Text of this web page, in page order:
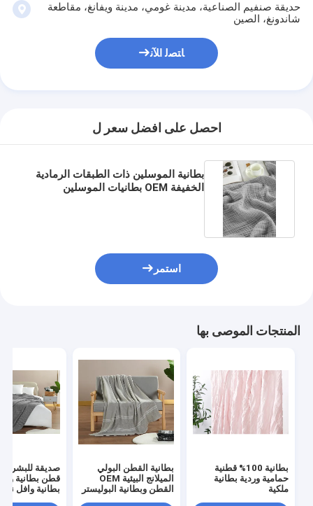
حولنا
جولة في المصنع
مراقبة الجودة
القضايا
مجموعة أغطية السرير
مجموعة غطاء السرير
حديقة صنفيم الصناعية، مدينة غومي، مدينة ويفانغ، مقاطعة
شاندونغ، الصين
ﺎﺘﺼﻟ ﺍﻶﻧ
احصل على افضل سعر ل
بطانية الموسلين ذات الطبقات الرمادية
الخفيفة OEM بطانيات الموسلين
استمر
المنتجات الموصى بها
بطانية 100% قطنية
حمامية وردية بطانية
ملكية
بطانية القطن البولي
الميلانج البيئية OEM
القطن وبطانية البوليستر
بطانية وافل